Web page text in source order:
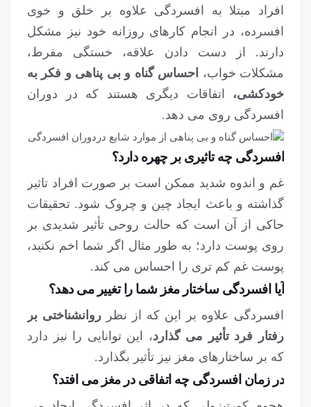
افراد مبتلا به افسردگی علاوه بر خلق و خوی
افسرده، در انجام کارهای روزانه خود نیز مشکل
دارند. از دست دادن علاقه، خستگی مفرط،
مشکلات خواب،
احساس گناه و بی پناهی و فکر به
خودکشی، اتفاقات دیگری هستند که در دوران
افسردگی روی می دهد.
افسردگی چه تاثیری بر چهره دارد؟
غم و اندوه شدید ممکن است بر صورت افراد تاثیر
گذاشته و باعث ایجاد چین و چروک شود. تحقیقات
حاکی از آن است که حالت روحی تأثیر شدیدی بر
روی پوست دارد؛ به طور مثال اگر شما اخم نکنید،
پوست غم کم تری را احساس می کند.
آیا افسردگی ساختار مغز شما را تغییر می دهد؟
افسردگی علاوه بر این که از نظر روانشناختی بر
رفتار فرد تأثیر می گذارد، این توانایی را نیز دارد
که بر ساختارهای مغز نیز تأثیر بگذارد.
در زمان افسردگی چه اتفاقی در مغز می افتد؟